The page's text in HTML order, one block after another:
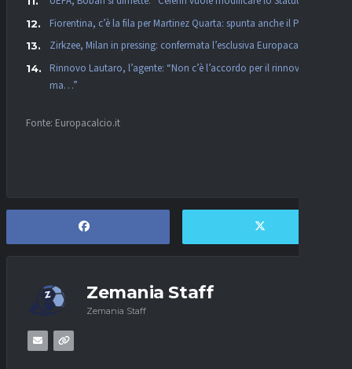
Fiorentina, c’è la fila per Martinez Quarta: spunta anche il PSG
Zirkzee, Milan in pressing: confermata l’esclusiva Europacalcio!
Rinnovo Lautaro, l’agente: “Non c’è l’accordo per il rinnovo,
ma…”
Fonte: Europacalcio.it
Zemania Staff
Zemania Staff